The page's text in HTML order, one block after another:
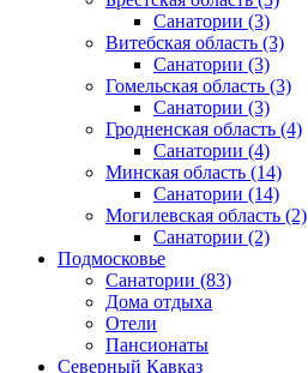
Санатории (3)
Витебская область (3)
Санатории (3)
Гомельская область (3)
Санатории (3)
Гродненская область (4)
Санатории (4)
Минская область (14)
Санатории (14)
Могилевская область (2)
Санатории (2)
Подмосковье
Санатории (83)
Дома отдыха
Отели
Пансионаты
Северный Кавказ